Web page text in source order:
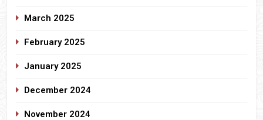
March 2025
February 2025
January 2025
December 2024
November 2024